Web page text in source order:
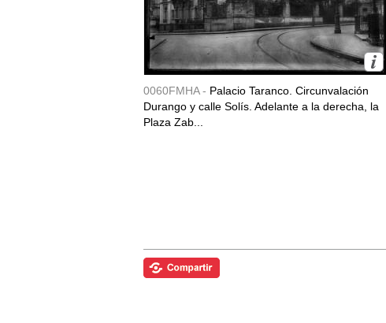
0060FMHA - Palacio Taranco. Circunvalación
Durango y calle Solís. Adelante a la derecha, la
Plaza Zab...